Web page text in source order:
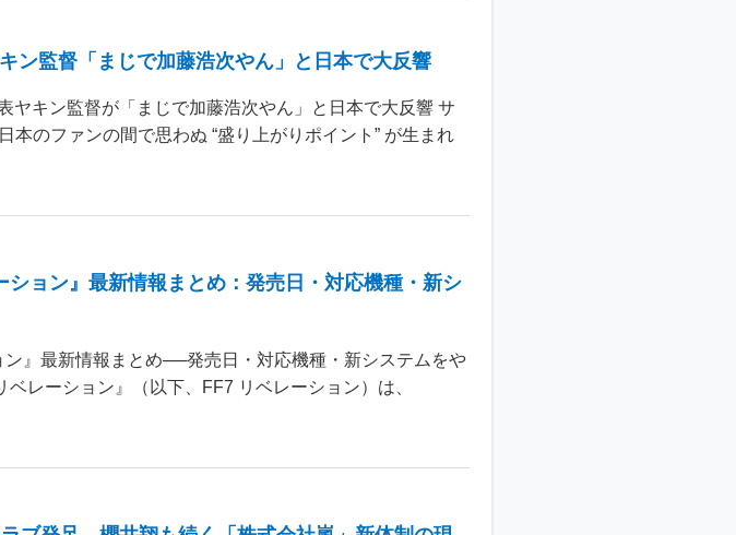
ン監督「まじで加藤浩次やん」と日本で大反響
ヤキン監督が「まじで加藤浩次やん」と日本で大反響 サ
本のファンの間で思わぬ “盛り上がりポイント” が生まれ
ション』最新情報まとめ：発売日・対応機種・新シ
ン』最新情報まとめ──発売日・対応機種・新システムをや
レーション』（以下、FF7 リベレーション）は、